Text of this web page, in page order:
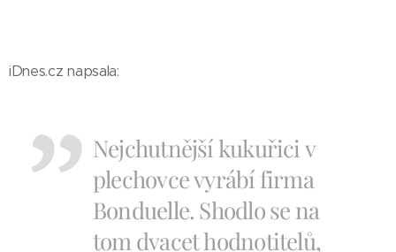
iDnes.cz napsala:
Nejchutnější kukuřici v
plechovce vyrábí firma
Bonduelle. Shodlo se na
tom dvacet hodnotitelů,